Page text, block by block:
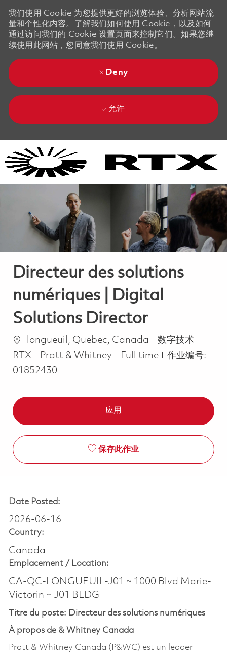
我们使用 Cookie 为您提供更好的浏览体验、分析网站流
量和个性化内容。了解我们如何使用 Cookie，以及如何
通过访问我们的 Cookie 设置页面来控制它们。如果您继
续使用此网站，您同意我们使用 Cookie。
Deny
允许
Directeur des solutions
numériques | Digital
Solutions Director
位置longueuil, Quebec, Canada 类别
数字技术
RTX
Pratt & Whitney Job Type
Full time
作业编号:
01852430
应用
保存此作业
Date Posted:
2026-06-16
Country:
Canada
Emplacement / Location:
CA-QC-LONGUEUIL-J01 ~ 1000 Blvd Marie-
Victorin ~ J01 BLDG
Titre du poste: Directeur des solutions numériques
À propos de & Whitney Canada
Pratt & Whitney Canada (P&WC) est un leader